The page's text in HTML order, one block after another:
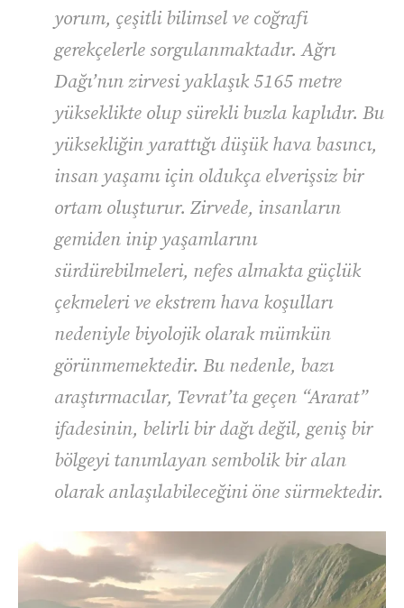
yorum, çeşitli bilimsel ve coğrafi
gerekçelerle sorgulanmaktadır. Ağrı
Dağı’nın zirvesi yaklaşık 5165 metre
yükseklikte olup sürekli buzla kaplıdır. Bu
yüksekliğin yarattığı düşük hava basıncı,
insan yaşamı için oldukça elverişsiz bir
ortam oluşturur. Zirvede, insanların
gemiden inip yaşamlarını
sürdürebilmeleri, nefes almakta güçlük
çekmeleri ve ekstrem hava koşulları
nedeniyle biyolojik olarak mümkün
görünmemektedir. Bu nedenle, bazı
araştırmacılar, Tevrat’ta geçen “Ararat”
ifadesinin, belirli bir dağı değil, geniş bir
bölgeyi tanımlayan sembolik bir alan
olarak anlaşılabileceğini öne sürmektedir.